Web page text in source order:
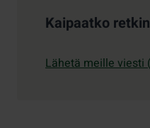
Kaipaatko
Lähetä meille viesti